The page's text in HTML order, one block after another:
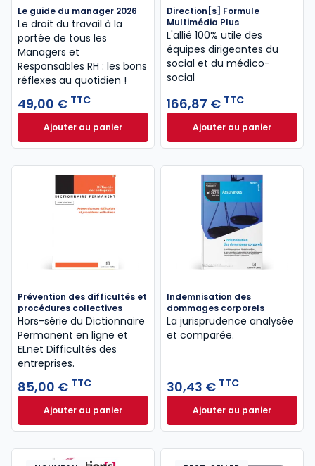
Le guide du manager 2026
Le droit du travail à la
portée de tous les
Managers et
Responsables RH : les bons
réflexes au quotidien !
49,00 € TTC
Ajouter au panierLe guide du manager 2026 à 49,00 € TTC
Direction[s] Formule
Multimédia Plus
L'allié 100% utile des
équipes dirigeantes du
social et du médico-
social
166,87 € TTC
Ajouter au panier
Direction[s]
Prévention des difficultés et
procédures collectives
Hors-série du Dictionnaire
Permanent en ligne et
ELnet Difficultés des
entreprises.
85,00 € TTC
Ajouter au panierPrévention des difficultés et procédures
Indemnisation des
dommages corporels
La jurisprudence analysée
et comparée.
30,43 € TTC
Ajouter au panier
Indemnisation